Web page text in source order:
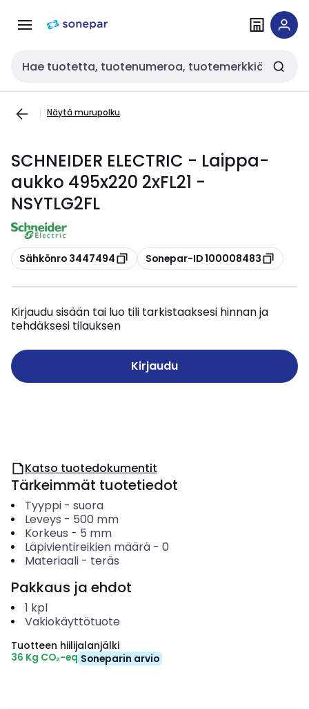
navigointiinsisältöön
Haku
Näytä murupolku
SCHNEIDER ELECTRIC - Laippa-
aukko 495x220 2xFL21 -
NSYTLG2FL
Kopioi
Sähkönro 3447494 Kopioi
Sonepar-ID 100008483
Kirjaudu sisään tai luo tili tarkistaaksesi hinnan ja
tehdäksesi tilauksen
Kirjaudu
Katso tuotedokumentit
Tärkeimmät tuotetiedot
Tyyppi- suora
Leveys - 500 mm
Korkeus - 5 mm
Läpivientireikien määrä- 0
Materiaali- teräs
Pakkaus ja ehdot
1 kpl
Vakiokäyttötuote
Tuotteen hiilijalanjälki
36 Kg CO₂-eq Soneparin arvio